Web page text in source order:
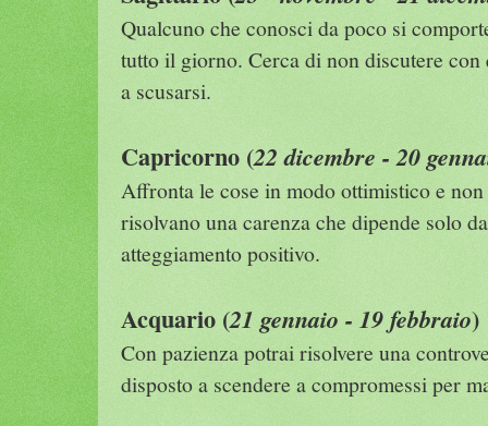
Qualcuno che conosci da poco si
tutto il giorno. Cerca di non discutere con
a scusarsi.
Capricorno (22 dicembre - 20
Affronta le cose in modo ottimistico e
risolvano una carenza che dipende solo
atteggiamento positivo.
Acquario (21 gennaio - 19 febbraio)
Con pazienza potrai risolvere una
disposto a scendere a compromessi per